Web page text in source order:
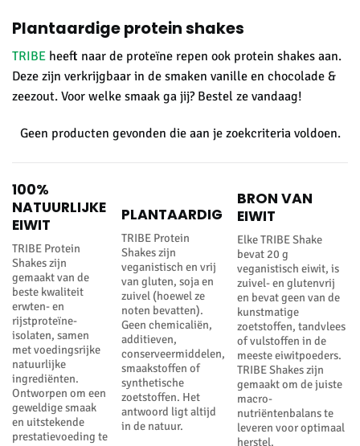
Plantaardige protein shakes
TRIBE heeft naar de proteïne repen ook protein shakes aan.
Deze zijn verkrijgbaar in de smaken vanille en chocolade &
zeezout. Voor welke smaak ga jij? Bestel ze vandaag!
Geen producten gevonden die aan je zoekcriteria voldoen.
100%
NATUURLIJKE
EIWIT
TRIBE Protein
Shakes zijn
gemaakt van de
beste kwaliteit
erwten- en
rijstproteïne-
isolaten, samen
met voedingsrijke
natuurlijke
ingrediënten.
Ontworpen om een ​​
geweldige smaak
en uitstekende
prestatievoeding te
PLANTAARDIG
TRIBE Protein
Shakes zijn
veganistisch en vrij
van gluten, soja en
zuivel (hoewel ze
noten bevatten).
Geen chemicaliën,
additieven,
conserveermiddelen,
smaakstoffen of
synthetische
zoetstoffen. Het
antwoord ligt altijd
in de natuur.
BRON VAN
EIWIT
Elke TRIBE Shake
bevat 20 g
veganistisch eiwit, is
zuivel- en glutenvrij
en bevat geen van de
kunstmatige
zoetstoffen, tandvlees
of vulstoffen in de
meeste eiwitpoeders.
TRIBE Shakes zijn
gemaakt om de juiste
macro-
nutriëntenbalans te
leveren voor optimaal
herstel.